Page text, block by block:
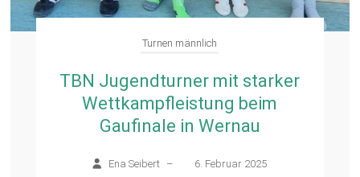
Turnen männlich
TBN Jugendturner mit starker
Wettkampfleistung beim
Gaufinale in Wernau
Ena Seibert – 6. Februar 2025